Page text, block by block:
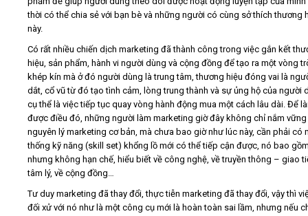
thời có thể chia sẻ với bạn bè và những người có cùng sở thích thương
này.
Có rất nhiều chiến dịch marketing đã thành công trong việc gắn kết
hiệu, sản phẩm, hành vi người dùng và cộng đồng để tạo ra một vòng
khép kín mà ở đó người dùng là trung tâm, thương hiệu đóng vai là
dắt, cổ vũ từ đó tạo tình cảm, lòng trung thành và sự ủng hộ của người
cụ thể là việc tiếp tục quay vòng hành động mua một cách lâu dài. Để
được điều đó, những người làm marketing giờ đây không chỉ nắm
nguyên lý marketing cơ bản, mà chưa bao giờ như lúc này, cần phải có
thống kỹ năng (skill set) khổng lồ mới có thể tiếp cận được, nó bao
nhưng không hạn chế, hiểu biết về công nghệ, về truyền thông – giao
tâm lý, về cộng đồng…
Tư duy marketing đã thay đổi, thực tiễn marketing đã thay đổi, vậy thì
đối xử với nó như là một công cụ mới là hoàn toàn sai lầm, nhưng nếu